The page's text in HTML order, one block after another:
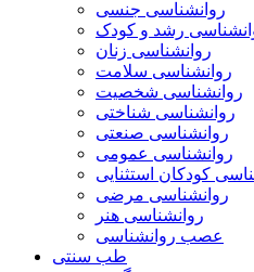
روانشناسی جنسی
رشد و کودک
روانشناسی زنان
روانشناسی سلامت
روانشناسی شخصیت
روانشناسی شناختی
روانشناسی صنعتی
روانشناسی عمومی
کودکان استثنایی
روانشناسی مرضی
روانشناسی هنر
عصب روانشناسی
طب سنتی